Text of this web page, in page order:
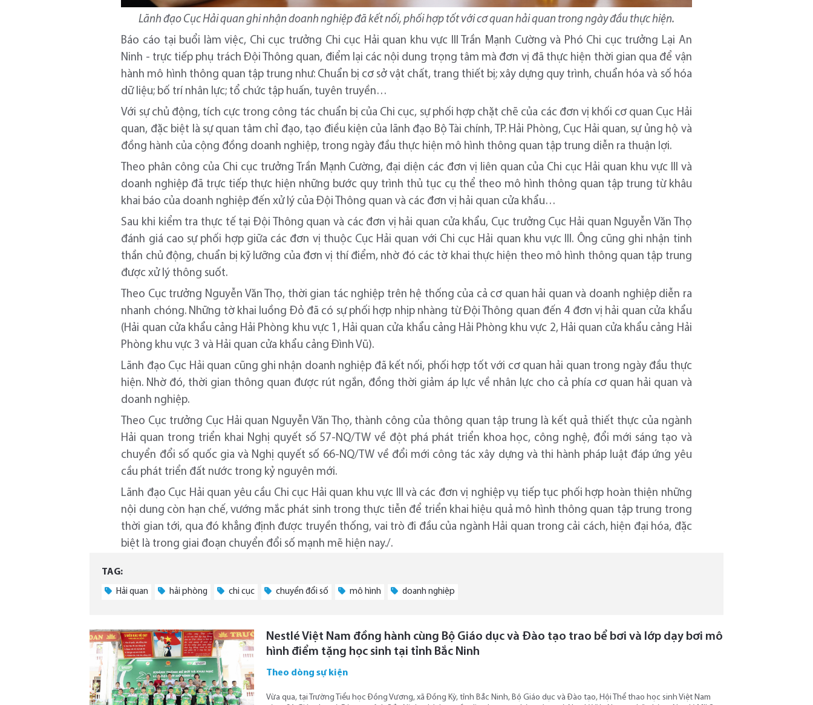
Lãnh đạo Cục Hải quan ghi nhận doanh nghiệp đã kết nối, phối hợp tốt với cơ quan hải quan trong ngày đầu thực hiện.
Báo cáo tại buổi làm việc, Chi cục trưởng Chi cục Hải quan khu vực III Trần Mạnh Cường và Phó Chi cục trưởng Lại An
Ninh - trực tiếp phụ trách Đội Thông quan, điểm lại các nội dung trọng tâm mà đơn vị đã thực hiện thời gian qua để vận
hành mô hình thông quan tập trung như: Chuẩn bị cơ sở vật chất, trang thiết bị; xây dựng quy trình, chuẩn hóa và số hóa
dữ liệu; bố trí nhân lực; tổ chức tập huấn, tuyên truyền…
Với sự chủ động, tích cực trong công tác chuẩn bị của Chi cục, sự phối hợp chặt chẽ của các đơn vị khối cơ quan Cục Hải
quan, đặc biệt là sự quan tâm chỉ đạo, tạo điều kiện của lãnh đạo Bộ Tài chính, TP. Hải Phòng, Cục Hải quan, sự ủng hộ và
đồng hành của cộng đồng doanh nghiệp, trong ngày đầu thực hiện mô hình thông quan tập trung diễn ra thuận lợi.
Theo phân công của Chi cục trưởng Trần Mạnh Cường, đại diện các đơn vị liên quan của Chi cục Hải quan khu vực III và
doanh nghiệp đã trực tiếp thực hiện những bước quy trình thủ tục cụ thể theo mô hình thông quan tập trung từ khâu
khai báo của doanh nghiệp đến xử lý của Đội Thông quan và các đơn vị hải quan cửa khẩu…
Sau khi kiểm tra thực tế tại Đội Thông quan và các đơn vị hải quan cửa khẩu, Cục trưởng Cục Hải quan Nguyễn Văn Thọ
đánh giá cao sự phối hợp giữa các đơn vị thuộc Cục Hải quan với Chi cục Hải quan khu vực III. Ông cũng ghi nhận tinh
thần chủ động, chuẩn bị kỹ lưỡng của đơn vị thí điểm, nhờ đó các tờ khai thực hiện theo mô hình thông quan tập trung
được xử lý thông suốt.
Theo Cục trưởng Nguyễn Văn Thọ, thời gian tác nghiệp trên hệ thống của cả cơ quan hải quan và doanh nghiệp diễn ra
nhanh chóng. Những tờ khai luồng Đỏ đã có sự phối hợp nhịp nhàng từ Đội Thông quan đến 4 đơn vị hải quan cửa khẩu
(Hải quan cửa khẩu cảng Hải Phòng khu vực 1, Hải quan cửa khẩu cảng Hải Phòng khu vực 2, Hải quan cửa khẩu cảng Hải
Phòng khu vực 3 và Hải quan cửa khẩu cảng Đình Vũ).
Lãnh đạo Cục Hải quan cũng ghi nhận doanh nghiệp đã kết nối, phối hợp tốt với cơ quan hải quan trong ngày đầu thực
hiện. Nhờ đó, thời gian thông quan được rút ngắn, đồng thời giảm áp lực về nhân lực cho cả phía cơ quan hải quan và
doanh nghiệp.
Theo Cục trưởng Cục Hải quan Nguyễn Văn Thọ, thành công của thông quan tập trung là kết quả thiết thực của ngành
Hải quan trong triển khai Nghị quyết số 57-NQ/TW về đột phá phát triển khoa học, công nghệ, đổi mới sáng tạo và
chuyển đổi số quốc gia và Nghị quyết số 66-NQ/TW về đổi mới công tác xây dựng và thi hành pháp luật đáp ứng yêu
cầu phát triển đất nước trong kỷ nguyên mới.
Lãnh đạo Cục Hải quan yêu cầu Chi cục Hải quan khu vực III và các đơn vị nghiệp vụ tiếp tục phối hợp hoàn thiện những
nội dung còn hạn chế, vướng mắc phát sinh trong thực tiễn để triển khai hiệu quả mô hình thông quan tập trung trong
thời gian tới, qua đó khẳng định được truyền thống, vai trò đi đầu của ngành Hải quan trong cải cách, hiện đại hóa, đặc
biệt là trong giai đoạn chuyển đổi số mạnh mẽ hiện nay./.
TAG:
Hải quan hải phòng chi cục chuyển đổi số mô hình doanh nghiệp
Nestlé Việt Nam đồng hành cùng Bộ Giáo dục và Đào tạo trao bể bơi và lớp dạy bơi mô
hình điểm tặng học sinh tại tỉnh Bắc Ninh
Theo dòng sự kiện
Vừa qua, tại Trường Tiểu học Đồng Vương, xã Đồng Kỳ, tỉnh Bắc Ninh, Bộ Giáo dục và Đào tạo, Hội Thể thao học sinh Việt Nam